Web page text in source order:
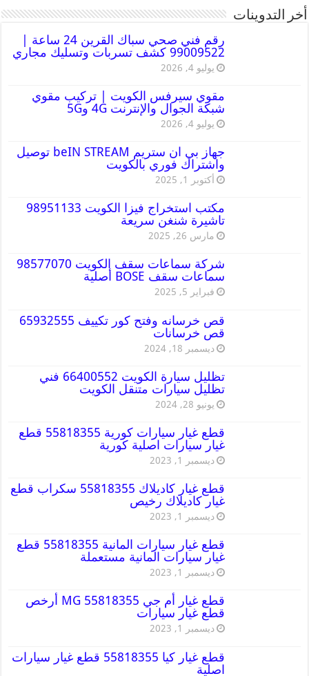
أخر التدوينات
رقم فني صحي سباك القرين 24 ساعة |
99009522 كشف تسربات وتسليك مجاري
يوليو 4, 2026
مقوي سيرفس الكويت | تركيب مقوي
شبكة الجوال والإنترنت 4G و5G
يوليو 4, 2026
جهاز بي ان ستريم beIN STREAM توصيل
واشتراك فوري بالكويت
أكتوبر 1, 2025
مكتب استخراج فيزا الكويت 98951133
تاشيرة شنغن سريعة
مارس 26, 2025
شركة سماعات سقف الكويت 98577070
سماعات سقف BOSE أصلية
فبراير 5, 2025
قص خرسانه وفتح كور تكييف 65932555
قص خرسانات
ديسمبر 18, 2024
تظليل سيارة الكويت 66400552 فني
تظليل سيارات متنقل الكويت
يونيو 28, 2024
قطع غيار سيارات كورية 55818355 قطع
غيار سيارات اصلية كورية
ديسمبر 1, 2023
قطع غيار كاديلاك 55818355 سكراب قطع
غيار كاديلاك رخيص
ديسمبر 1, 2023
قطع غيار سيارات المانية 55818355 قطع
غيار سيارات المانية مستعملة
ديسمبر 1, 2023
قطع غيار أم جي MG 55818355 أرخص
قطع غيار سيارات
ديسمبر 1, 2023
قطع غيار كيا 55818355 قطع غيار سيارات
اصلية